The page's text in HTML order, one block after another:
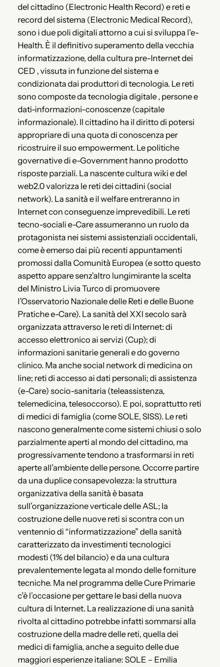
del cittadino (Electronic Health Record) e reti e
record del sistema (Electronic Medical Record),
sono i due poli digitali attorno a cui si sviluppa l’e-
Health. È il definitivo superamento della vecchia
informatizzazione, della cultura pre-Internet dei
CED , vissuta in funzione del sistema e
condizionata dai produttori di tecnologia. Le reti
sono composte da tecnologia digitale , persone e
dati-informazioni-conoscenze (capitale
informazionale). Il cittadino ha il diritto di potersi
appropriare di una quota di conoscenza per
ricostruire il suo empowerment. Le politiche
governative di e-Government hanno prodotto
risposte parziali. La nascente cultura wiki e del
web2.0 valorizza le reti dei cittadini (social
network). La sanità e il welfare entreranno in
Internet con conseguenze imprevedibili. Le reti
tecno-sociali e-Care assumeranno un ruolo da
protagonista nei sistemi assistenziali occidentali,
come è emerso dai più recenti appuntamenti
promossi dalla Comunità Europea (e sotto questo
aspetto appare senz’altro lungimirante la scelta
del Ministro Livia Turco di promuovere
l’Osservatorio Nazionale delle Reti e delle Buone
Pratiche e-Care). La sanità del XXI secolo sarà
organizzata attraverso le reti di Internet: di
accesso elettronico ai servizi (Cup); di
informazioni sanitarie generali e do governo
clinico. Ma anche social network di medicina on
line; reti di accesso ai dati personali; di assistenza
(e-Care) socio-sanitaria (teleassistenza,
telemedicina, telesoccorso). E poi, soprattutto reti
di medici di famiglia (come SOLE, SISS). Le reti
nascono generalmente come sistemi chiusi o solo
parzialmente aperti al mondo del cittadino, ma
progressivamente tendono a trasformarsi in reti
aperte all’ambiente delle persone. Occorre partire
da una duplice consapevolezza: la struttura
organizzativa della sanità è basata
sull’organizzazione verticale delle ASL; la
costruzione delle nuove reti si scontra con un
ventennio di “informatizzazione” della sanità
caratterizzato da investimenti tecnologici
modesti (1% del bilancio) e da una cultura
prevalentemente legata al mondo delle forniture
tecniche. Ma nel programma delle Cure Primarie
c’è l’occasione per gettare le basi della nuova
cultura di Internet. La realizzazione di una sanità
rivolta al cittadino potrebbe infatti sommarsi alla
costruzione della madre delle reti, quella dei
medici di famiglia, anche a seguito delle due
maggiori esperienze italiane: SOLE – Emilia